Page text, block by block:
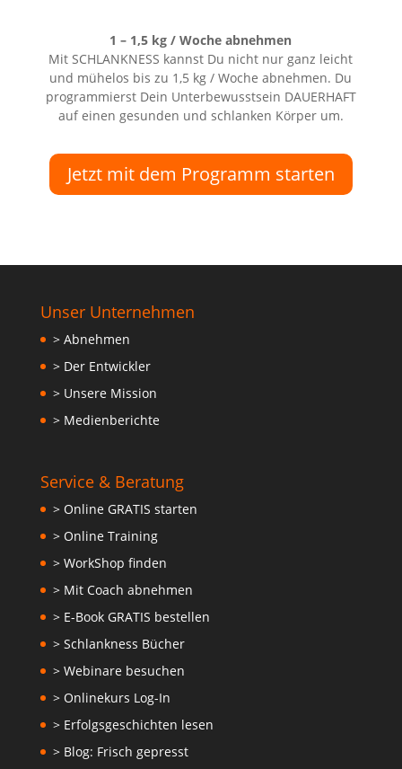
1 – 1,5 kg / Woche abnehmen
Mit SCHLANKNESS kannst Du nicht nur ganz leicht
und mühelos bis zu 1,5 kg / Woche abnehmen. Du
programmierst Dein Unterbewusstsein DAUERHAFT
auf einen gesunden und schlanken Körper um.
Jetzt mit dem Programm starten
Unser Unternehmen
> Abnehmen
> Der Entwickler
> Unsere Mission
> Medienberichte
Service & Beratung
> Online GRATIS starten
> Online Training
> WorkShop finden
> Mit Coach abnehmen
> E-Book GRATIS bestellen
> Schlankness Bücher
> Webinare besuchen
> Onlinekurs Log-In
> Erfolgsgeschichten lesen
> Blog: Frisch gepresst